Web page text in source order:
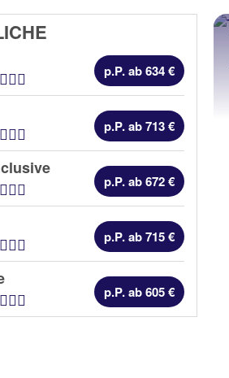
Hotel Kategorienp.P. ab 634 €
Hotel Kategorienp.P. ab 713 €
Hotel Kategorienp.P. ab 672 €
Hotel Kategorienp.P. ab 715 €
Hotel Kategorienp.P. ab 605 €